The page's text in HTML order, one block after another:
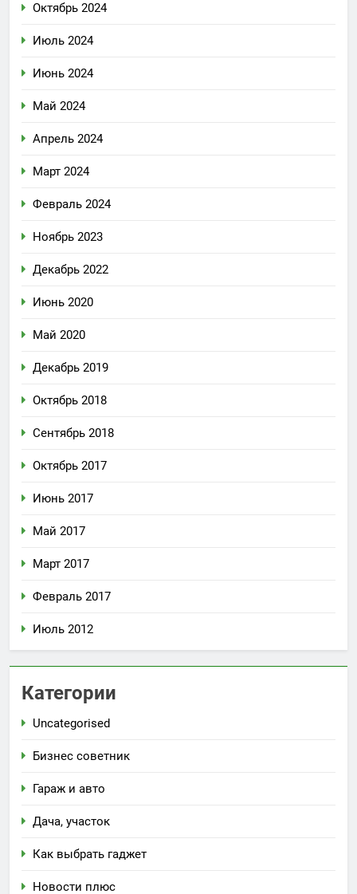
Октябрь 2024
Июль 2024
Июнь 2024
Май 2024
Апрель 2024
Март 2024
Февраль 2024
Ноябрь 2023
Декабрь 2022
Июнь 2020
Май 2020
Декабрь 2019
Октябрь 2018
Сентябрь 2018
Октябрь 2017
Июнь 2017
Май 2017
Март 2017
Февраль 2017
Июль 2012
Категории
Uncategorised
Бизнес советник
Гараж и авто
Дача, участок
Как выбрать гаджет
Новости плюс